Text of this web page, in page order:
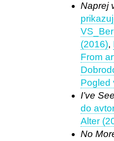
Naprej
(2016),
From
Pogled
I’ve
do
Alter
No